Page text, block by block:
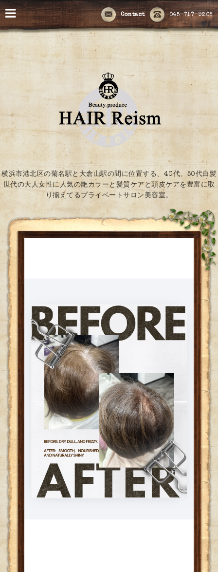
045-717-9205
Contact
横浜市港北区の菊名駅と大倉山駅の間に位置する、40代、50代白髪
世代の大人女性に人気の艶カラーと髪質ケアと頭皮ケアを豊富に取
り揃えてるプライベートサロン美容室。